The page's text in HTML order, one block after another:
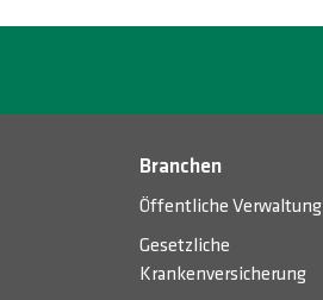
Branchen
Öffentliche Verwaltung
Gesetzliche
Krankenversicherung